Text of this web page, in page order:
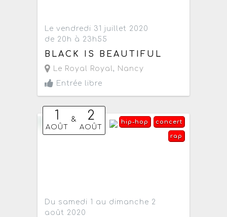
Le vendredi 31 juillet 2020
de 20h à 23h55
BLACK IS BEAUTIFUL
Le Royal Royal, Nancy
Entrée libre
1
AOÛT
& 2
AOÛT
concert
hip-hop
rap
Du samedi 1 au dimanche 2
août 2020